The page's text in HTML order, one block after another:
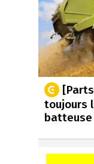
toujours
batteuse